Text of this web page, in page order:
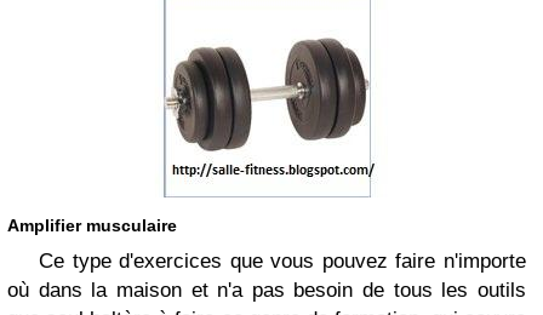
Amplifier musculaire
Ce type d'exercices que vous pouvez faire n'importe
où dans la maison et n'a pas besoin de tous les outils